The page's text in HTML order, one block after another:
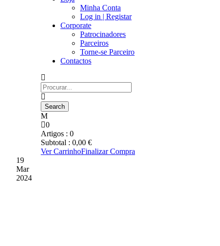
Minha Conta
Log in | Registar
Corporate
Patrocinadores
Parceiros
Torne-se Parceiro
Contactos
0
Artigos : 0
Subtotal : 0,00 €
Ver CarrinhoFinalizar Compra
19
Mar
2024